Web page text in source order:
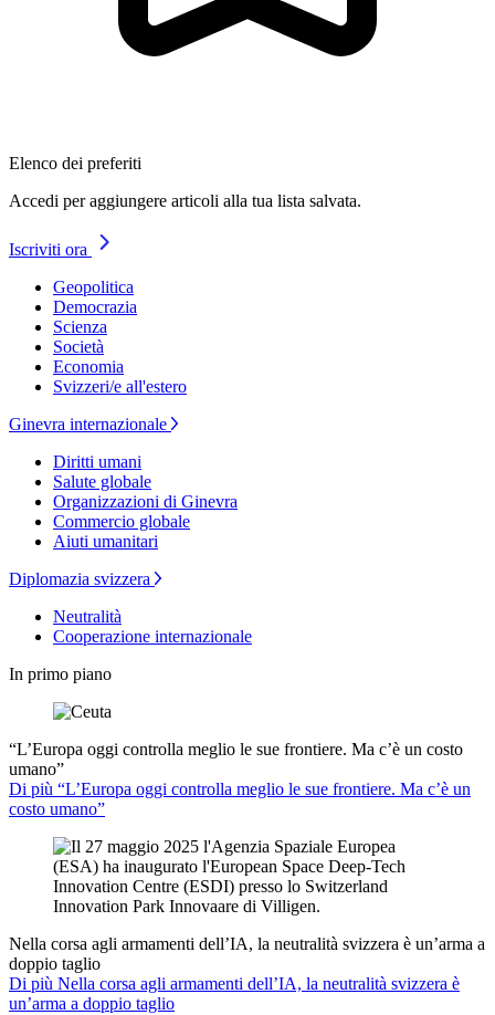
Elenco dei preferiti
Accedi per aggiungere articoli alla tua lista salvata.
Iscriviti ora
Geopolitica
Democrazia
Scienza
Società
Economia
Svizzeri/e all'estero
Ginevra internazionale
Diritti umani
Salute globale
Organizzazioni di Ginevra
Commercio globale
Aiuti umanitari
Diplomazia svizzera
Neutralità
Cooperazione internazionale
In primo piano
“L’Europa oggi controlla meglio le sue frontiere. Ma c’è un costo
umano”
Di più “L’Europa oggi controlla meglio le sue frontiere. Ma c’è un
costo umano”
Nella corsa agli armamenti dell’IA, la neutralità svizzera è un’arma a
doppio taglio
Di più Nella corsa agli armamenti dell’IA, la neutralità svizzera è
un’arma a doppio taglio